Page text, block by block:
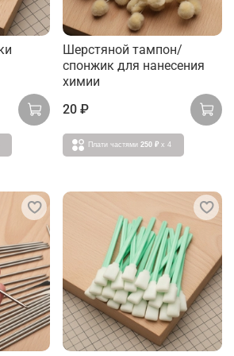
Шерстяной тампон/
спонжик для нанесения
химии
20 ₽
Плати частями 250 ₽ x 4